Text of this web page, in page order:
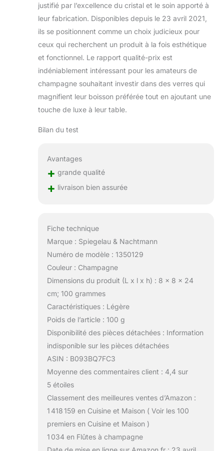
justifié par l’excellence du cristal et le soin apporté à
leur fabrication. Disponibles depuis le 23 avril 2021,
ils se positionnent comme un choix judicieux pour
ceux qui recherchent un produit à la fois esthétique
et fonctionnel. Le rapport qualité-prix est
indéniablement intéressant pour les amateurs de
champagne souhaitant investir dans des verres qui
magnifient leur boisson préférée tout en ajoutant une
touche de luxe à leur table.
Bilan du test
Avantages
+ grande qualité
+ livraison bien assurée
Fiche technique
Marque : Spiegelau & Nachtmann
Numéro de modèle : 1350129
Couleur : Champagne
Dimensions du produit (L x l x h) : 8 x 8 x 24
cm; 100 grammes
Caractéristiques : Légère
Poids de l’article : 100 g
Disponibilité des pièces détachées : Information
indisponible sur les pièces détachées
ASIN : B093BQ7FC3
Moyenne des commentaires client : 4,4 sur
5 étoiles
Classement des meilleures ventes d’Amazon :
1 418 159 en Cuisine et Maison ( Voir les 100
premiers en Cuisine et Maison )
1 034 en Flûtes à champagne